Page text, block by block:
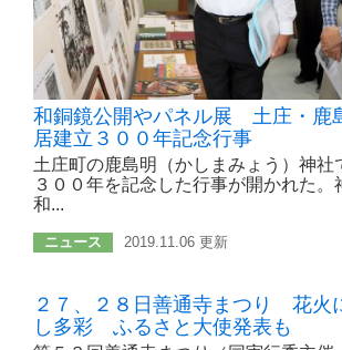
和銅鏡公開やパネル展 土庄・
居建立３００年記念行事
土庄町の鹿島明（かしまみょう）神社
３００年を記念した行事が開かれた。
和...
ニュース 2019.11.06 更新
２７、２８日善通寺まつり 花火
し多彩 ふるさと大使発表も